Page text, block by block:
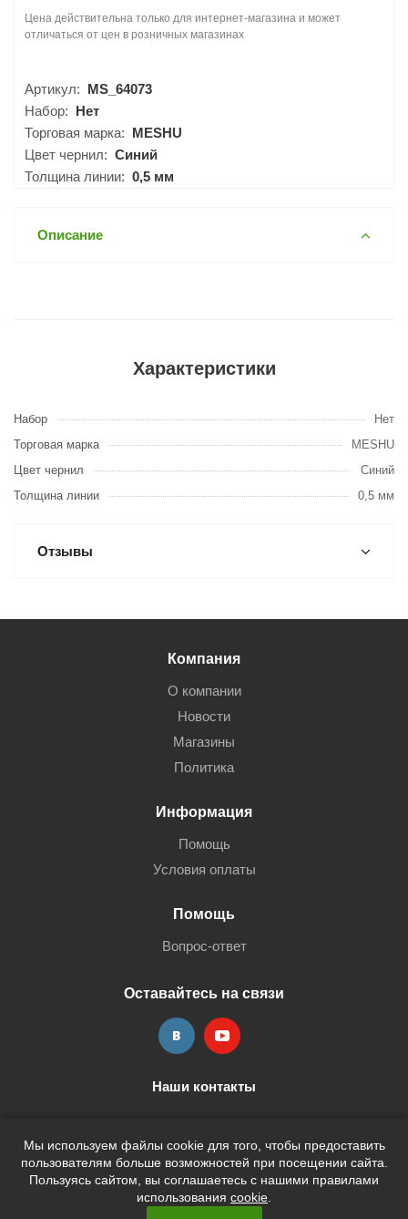
Цена действительна только для интернет-магазина и может
отличаться от цен в розничных магазинах
Артикул: MS_64073
Набор: Нет
Торговая марка: MESHU
Цвет чернил: Синий
Толщина линии: 0,5 мм
Описание
Характеристики
Набор
Нет
Торговая марка
MESHU
Цвет чернил
Синий
Толщина линии
0,5 мм
Отзывы
Мы используем файлы cookie для того, чтобы предоставить
пользователям больше возможностей при посещении сайта.
Пользуясь сайтом, вы соглашаетесь с нашими правилами
использования cookie
Компания
О компании
Новости
Магазины
Политика
Информация
Помощь
Условия оплаты
Помощь
Вопрос-ответ
Оставайтесь на связи
Наши контакты